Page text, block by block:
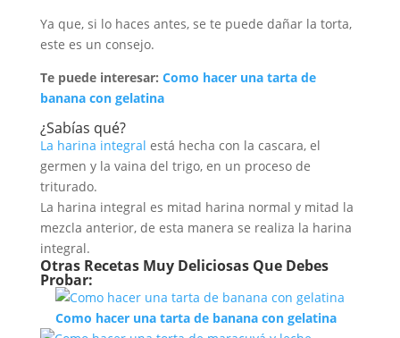
Ya que, si lo haces antes, se te puede dañar la torta,
este es un consejo.
Te puede interesar: Como hacer una tarta de
banana con gelatina
¿Sabías qué?
La harina integral está hecha con la cascara, el
germen y la vaina del trigo, en un proceso de
triturado.
La harina integral es mitad harina normal y mitad la
mezcla anterior, de esta manera se realiza la harina
integral.
Otras Recetas Muy Deliciosas Que Debes
Probar:
Como hacer una tarta de banana con gelatina